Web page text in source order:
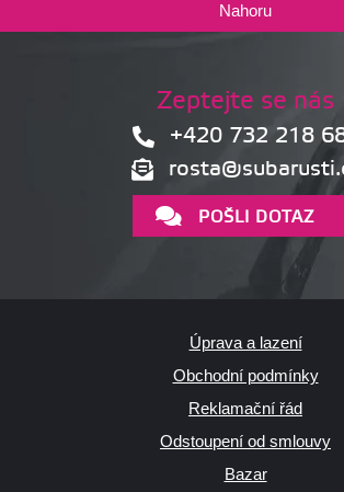
Nahoru
Zeptejte se nás
+420 732 218
POŠLI DOTAZ
Úprava a lazení
Obchodní podmínky
Reklamační řád
Odstoupení od smlouvy
Bazar